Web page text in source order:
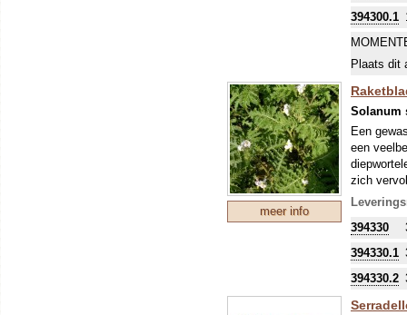
394300.1
Plaats dit
meer info
Solanum
Een
een
zich
meer
De
Om uw
zo'n
394330
394330.1
394330.2